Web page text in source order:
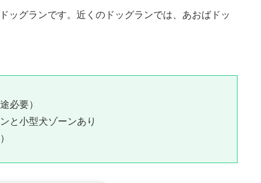
ッグランです。近くのドッグランでは、あおばドッ
必要）
と小型犬ゾーンあり